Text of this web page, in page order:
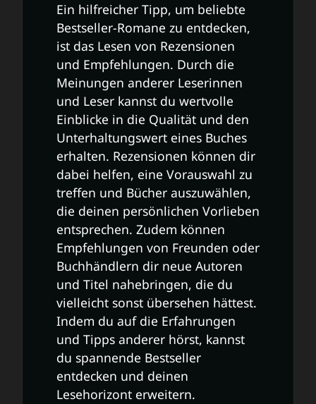
Ein hilfreicher Tipp, um beliebte
Bestseller-Romane zu entdecken,
ist das Lesen von Rezensionen
und Empfehlungen. Durch die
Meinungen anderer Leserinnen
und Leser kannst du wertvolle
Einblicke in die Qualität und den
Unterhaltungswert eines Buches
erhalten. Rezensionen können dir
dabei helfen, eine Vorauswahl zu
treffen und Bücher auszuwählen,
die deinen persönlichen Vorlieben
entsprechen. Zudem können
Empfehlungen von Freunden oder
Buchhändlern dir neue Autoren
und Titel nahebringen, die du
vielleicht sonst übersehen hättest.
Indem du auf die Erfahrungen
und Tipps anderer hörst, kannst
du spannende Bestseller
entdecken und deinen
Lesehorizont erweitern.